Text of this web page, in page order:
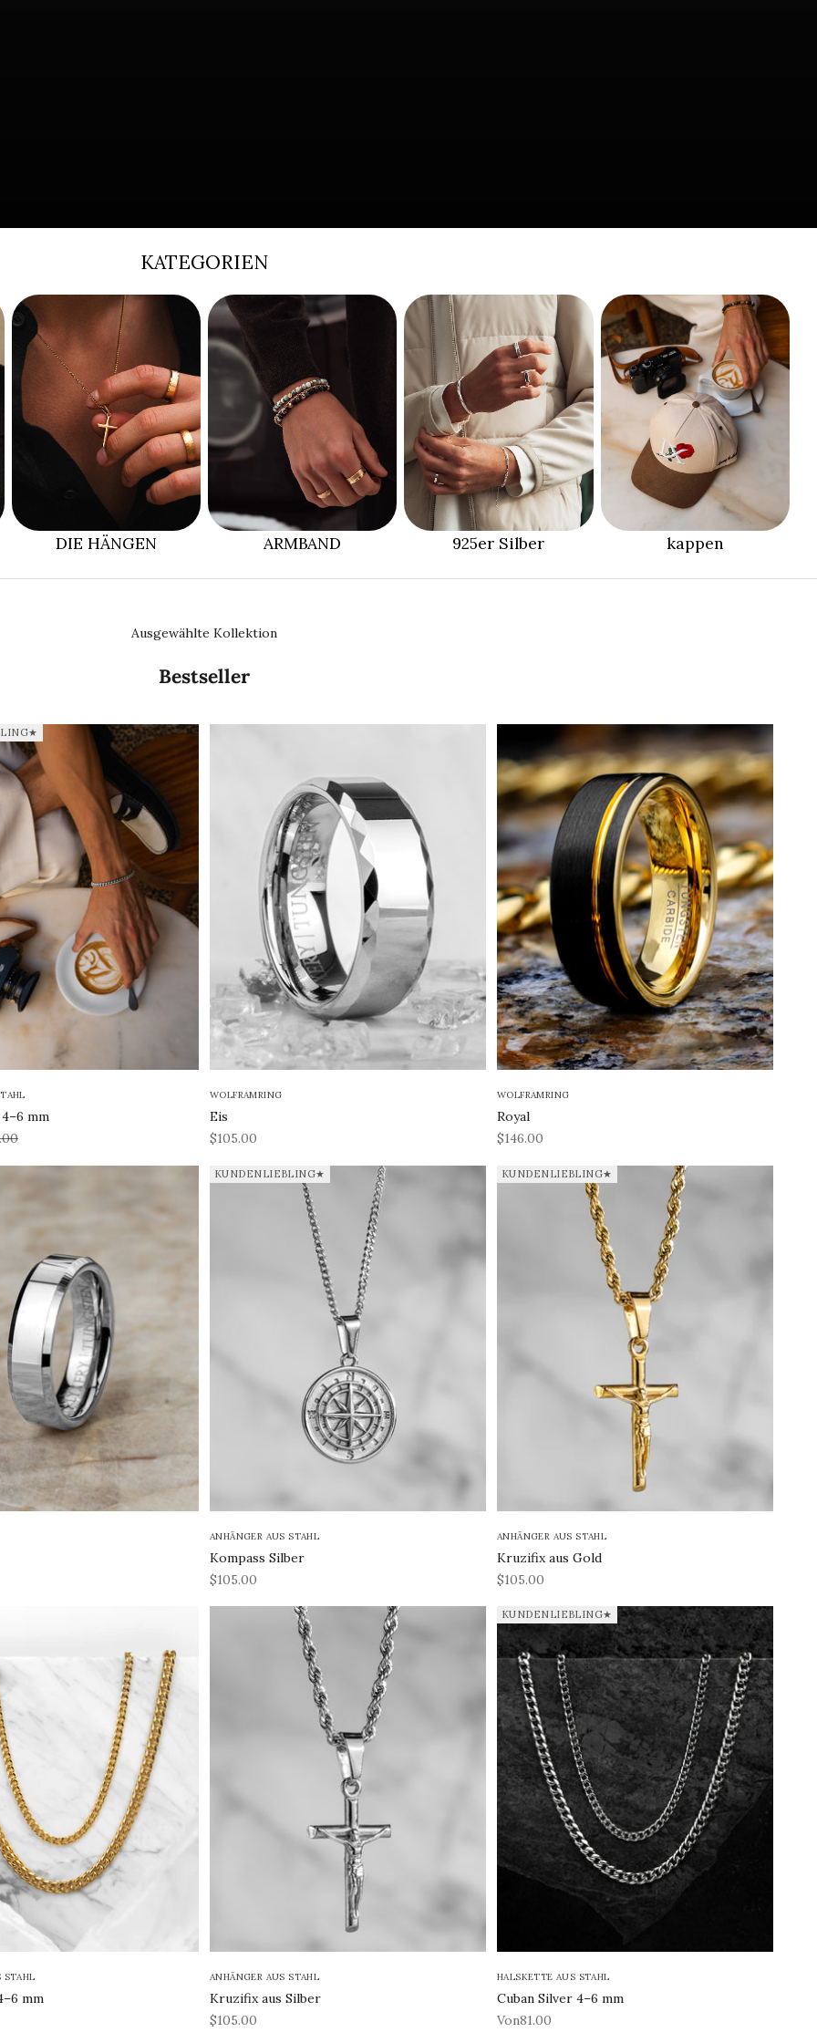
KATEGORIEN
DIE HÄNGEN ARMBAND 925er Silber kappen
Ausgewählte Kollektion
Bestseller
mm
WOLFRAMRING
Eis
REA-pris
$105.00
WOLFRAMRING
Royal
REA-pris
$146.00
KUNDENLIEBLING★
ANHÄNGER AUS STAHL
Kompass Silber
REA-pris
$105.00
KUNDENLIEBLING★
ANHÄNGER AUS STAHL
Kruzifix aus Gold
REA-pris
$105.00
STAHL
mm
ANHÄNGER AUS STAHL
Kruzifix aus Silber
REA-pris
$105.00
KUNDENLIEBLING★
HALSKETTE AUS STAHL
Cuban Silver 4–6 mm
REA-pris
Von81.00